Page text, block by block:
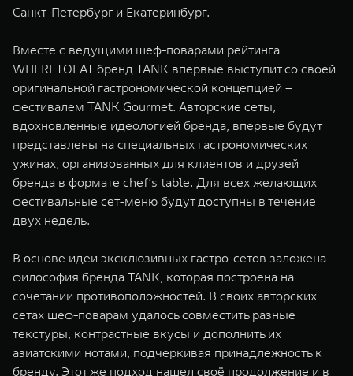
WEY 07
Расширяя границы комфорта
от 6 149 000 ₽
WEY 05
от 5 699
WEY 80
Масштаб возможностей
от 6 449 000 ₽
WEY 80
Санкт-Петербург и Екатеринбург.
Вместе с ведущими шеф-поварами рейтинга
WHERETOEAT бренд TANK впервые выступит со своей
оригинальной гастрономической концепцией –
фестивалем TANK Gourmet. Авторские сеты,
вдохновленные идеологией бренда, впервые будут
представлены на специальных гастрономических
ужинах, организованных для клиентов и друзей
бренда в формате chef’s table. Для всех желающих
фестивальные сет-меню будут доступны в течение
двух недель.
В основе идеи эксклюзивных гастро-сетов заложена
философия бренда TANK, которая построена на
сочетании противоположностей. В своих авторских
сетах шеф-поварам удалось совместить разные
текстуры, контрастные вкусы и дополнить их
азиатскими нотами, подчеркивая принадлежность к
бренду. Этот же подход нашел своё продолжение и в